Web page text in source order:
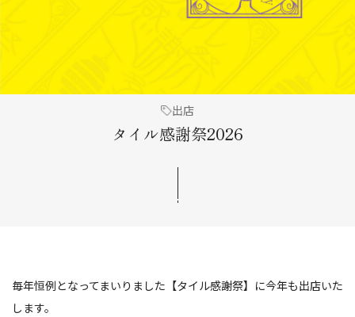
出店
タイル感謝祭2026
毎年恒例となってまいりました【タイル感謝祭】に今年も出店いた
します。